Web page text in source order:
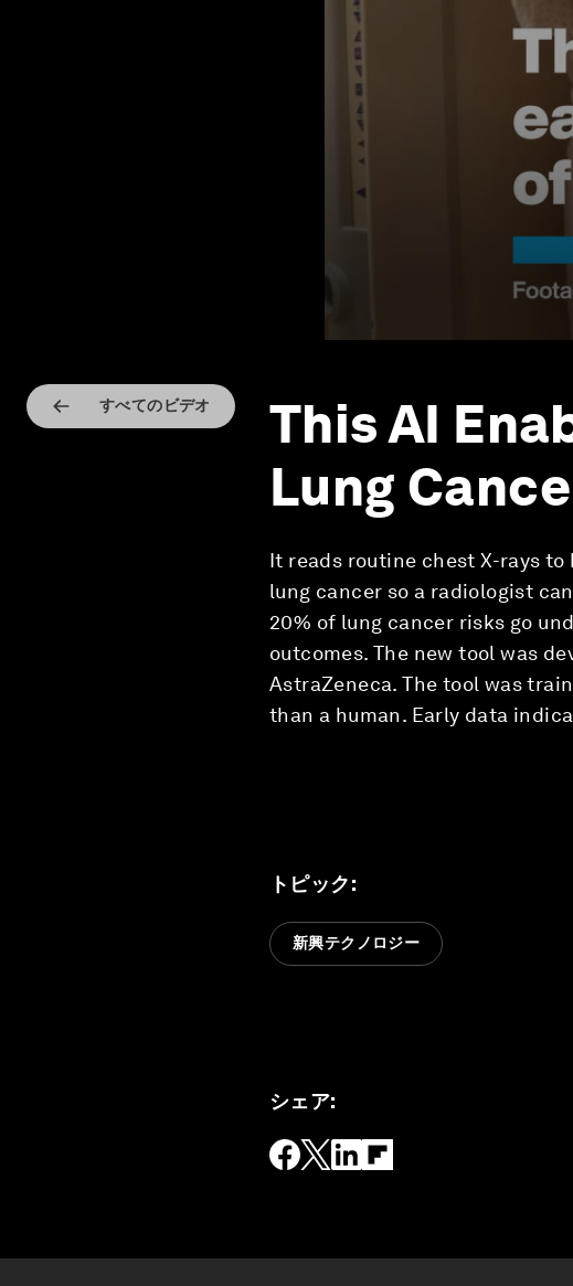
すべてのビデオ
This AI
Lung
It reads routine chest X-rays
lung cancer so a radiologist
20% of lung cancer risks go
outcomes. The new tool was
AstraZeneca. The tool was
than a human. Early data
トピック:
新興テクノロジー
シェア: